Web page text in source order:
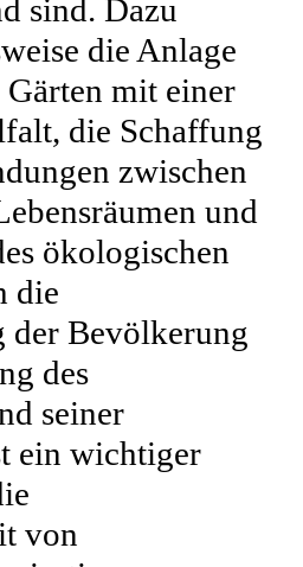
sind. Dazu
die Anlage
mit einer
die Schaffung
zwischen
und
ökologischen
die
der Bevölkerung
des
seiner
ein wichtiger
von